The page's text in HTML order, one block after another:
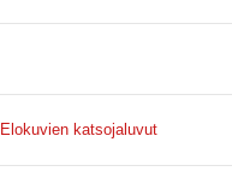
katsojaluvut